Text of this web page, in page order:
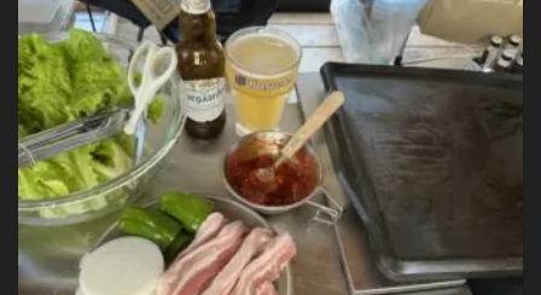
に
着
い
た！
電
の